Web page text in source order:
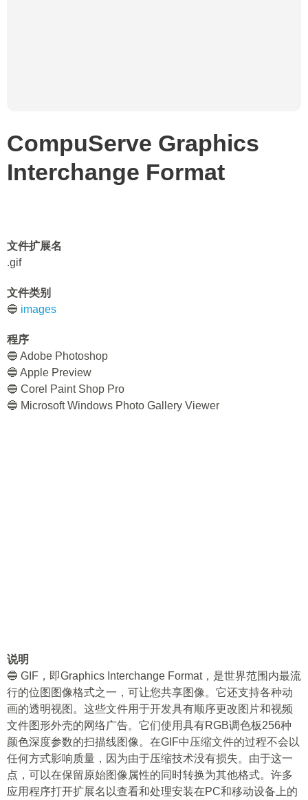
CompuServe Graphics
Interchange Format
文件扩展名
.gif
文件类别
🔵 images
程序
🔵 Adobe Photoshop
🔵 Apple Preview
🔵 Corel Paint Shop Pro
🔵 Microsoft Windows Photo Gallery Viewer
说明
🔵 GIF，即Graphics Interchange Format，是世界范围内最流
行的位图图像格式之一，可让您共享图像。它还支持各种动
画的透明视图。这些文件用于开发具有顺序更改图片和视频
文件图形外壳的网络广告。它们使用具有RGB调色板256种
颜色深度参数的扫描线图像。在GIF中压缩文件的过程不会以
任何方式影响质量，因为由于压缩技术没有损失。由于这一
点，可以在保留原始图像属性的同时转换为其他格式。许多
应用程序打开扩展名以查看和处理安装在PC和移动设备上的